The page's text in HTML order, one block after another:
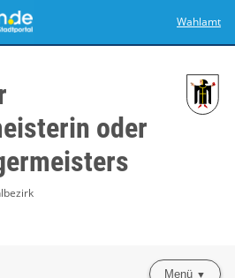
Wahlamt
oder
Menü